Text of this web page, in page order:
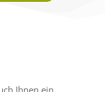
Ihnen ein